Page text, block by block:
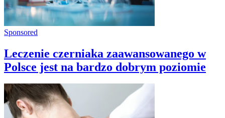
Sponsored
Leczenie czerniaka zaawansowanego w
Polsce jest na bardzo dobrym poziomie